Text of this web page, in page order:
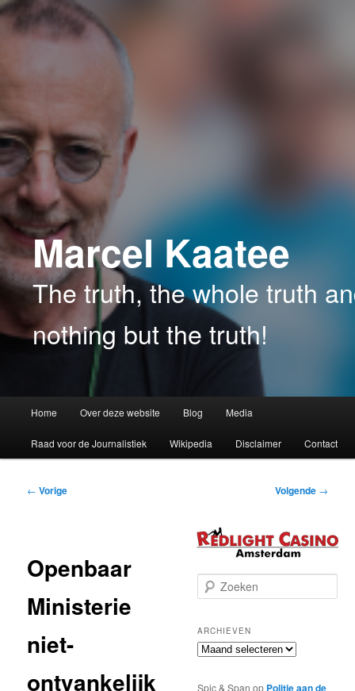
Spring
Marcel Kaatee
The truth, the whole truth
nothing but the truth!
Home Over deze website Blog Media
Raad voor de Journalistiek Wikipedia Disclaimer Contact
Bericht
← Vorige Volgende →
Openbaar
Ministerie
niet-
ontvankelijk
o
k
e
n
ARCHIEVEN
Archieven
Spic & Span op Politie aan de